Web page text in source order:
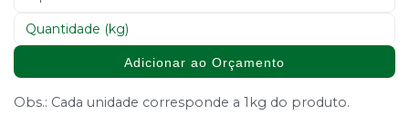
Adicionar ao Orçamento
Obs.: Cada unidade corresponde a 1kg do produto.